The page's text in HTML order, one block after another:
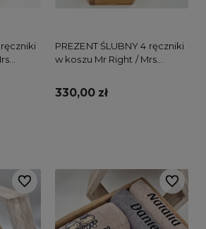
ręczniki
PREZENT ŚLUBNY 4 ręczniki
w koszu Mr Right / Mrs
330,00 zł
Do ulubionych Do